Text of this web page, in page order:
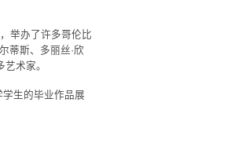
举办了许多哥伦比
蒂斯、多丽丝·欣
术家。
生的毕业作品展